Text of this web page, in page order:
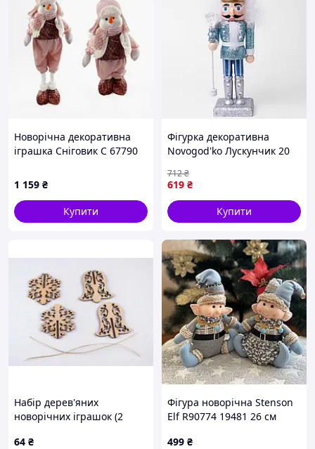
Новорічна декоративна
іграшка Сніговик C 67790
ніжки
1 159 ₴
Купити
Фігурка декоративна
Novogod'ko Лускунчик 20
(974682)
619 ₴
712₴
Купити
Набір дерев'яних
новорічних іграшок (2
64 ₴
Фігура новорічна Stenson
Elf R90774 19481 26 см
499 ₴